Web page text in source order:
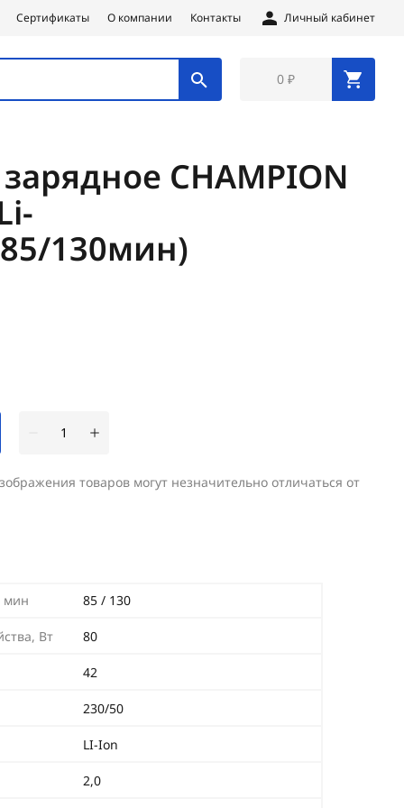
Сертификаты О компании Контакты Личный кабинет
0 ₽
CHAMPION
130мин)
товаров могут незначительно отличаться от
мин 85 / 130
Вт 80
42
230/50
LI-Ion
2,0